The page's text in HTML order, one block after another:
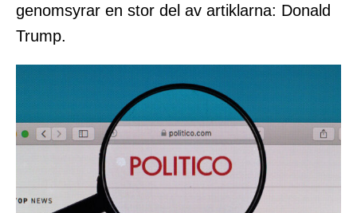
genomsyrar en stor del av artiklarna: Donald
Trump.